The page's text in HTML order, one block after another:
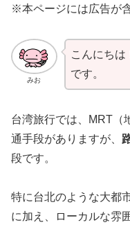
※本ページには広告が
みお
こんにちは
です。
台湾旅行では、MRT（
通手段がありますが、
段です。
特に台北のような大都
に加え、ローカルな雰